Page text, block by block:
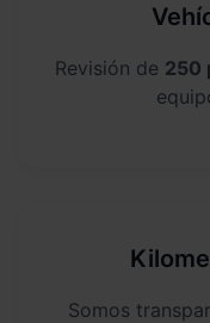
Revisión de 250
Somos